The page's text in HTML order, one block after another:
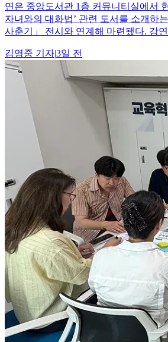
연은 중앙도서관 1층 커뮤니티실에서
자녀와의 대화법’ 관련 도서를 소개하
사춘기」 전시와 연계해 마련됐다. 강
김영중 기자|3일 전